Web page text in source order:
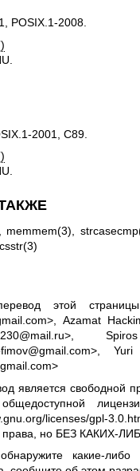
POSIX.1-2008.
2001, C89.
memmem(3)
этой
Azamat
является свободной
общедоступной
licenses/gpl-
права, но БЕЗ КАКИХ-
какие-либо